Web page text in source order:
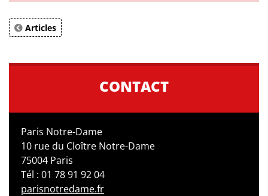
Articles
CONTACT
Paris Notre-Dame
10 rue du Cloître Notre-Dame
75004 Paris
Tél : 01 78 91 92 04
parisnotredame.fr